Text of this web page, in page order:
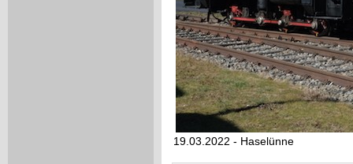
19.03.2022 - Haselünne